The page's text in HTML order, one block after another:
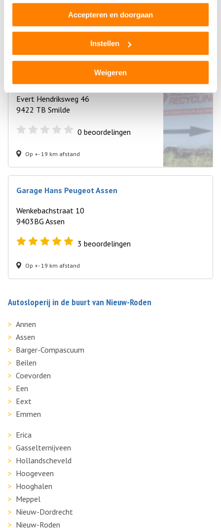
Accepteren en doorgaan
Instellen
Weigeren
0beoordelingen
IJzer- en Metaalrecycling Meijering Smilde
Evert Hendriksweg 46
9422 TB Smilde
0 beoordelingen
Op +- 19 km afstand
Garage Hans Peugeot Assen
Wenkebachstraat 10
9403BG Assen
3 beoordelingen
Op +- 19 km afstand
Autosloperij in de buurt van Nieuw-Roden
Annen
Assen
Barger-Compascuum
Beilen
Coevorden
Een
Eext
Emmen
Erica
Gasselternijveen
Hollandscheveld
Hoogeveen
Hooghalen
Meppel
Nieuw-Dordrecht
Nieuw-Roden